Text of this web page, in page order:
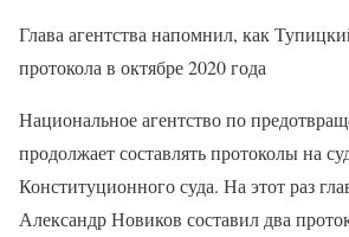
Глава агентства напомнил, как
протокола в октябре 2020 года
Национальное агентство по
продолжает составлять протоколы на
Конституционного суда. На этот раз
Александр Новиков составил два